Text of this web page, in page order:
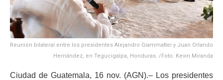
Reunión bilateral entre los presidentes Alejandro Giammattei y Juan Orlando
Hernández, en Tegucigalpa, Honduras. /Foto: Kevin Miranda
Ciudad de Guatemala, 16 nov. (AGN).– Los presidentes